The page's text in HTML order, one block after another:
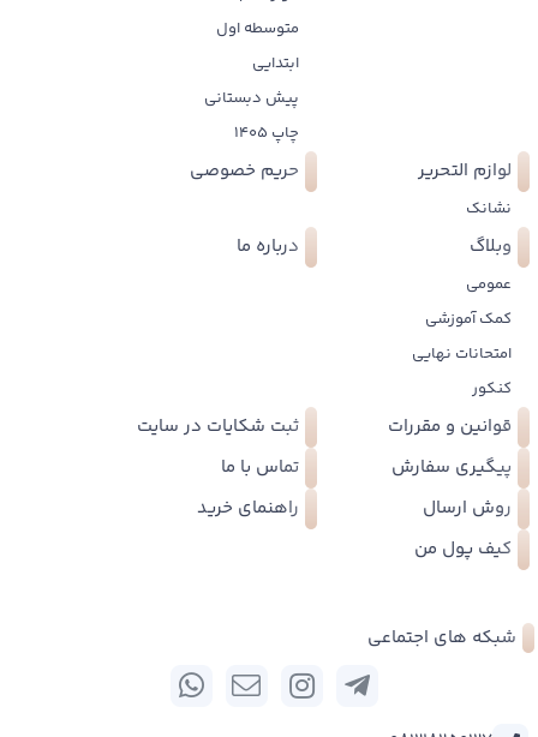
متوسطه اول
ابتدایی
پیش دبستانی
چاپ 1405
لوازم التحریر
نشانک
حریم خصوصی
وبلاگ
عمومی
کمک آموزشی
امتحانات نهایی
کنکور
درباره ما
قوانین و مقررات
ثبت شکایات در سایت
پیگیری سفارش
تماس با ما
روش ارسال
راهنمای خرید
کیف پول من
شبکه های اجتماعی